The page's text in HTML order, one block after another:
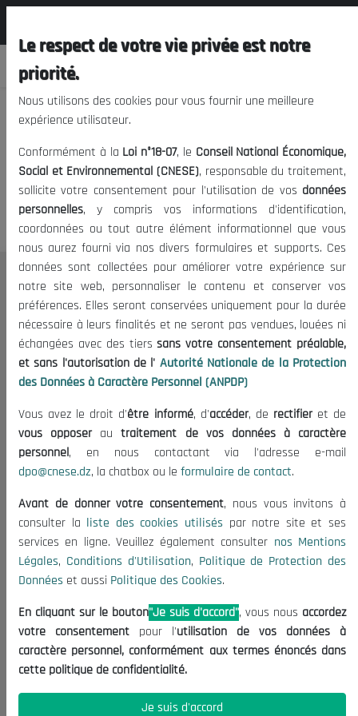
Nous vous prions de nous
excuser, mais l'accès à ce
contenu est restreint.
Le CNESE
A Propos
Le président
Organisation
Publications
Informations utiles
Appels d'offres et Consultations
Mentions Légales
Conditions d'Utilisation
Politique de Protection des Données
Politique des Cookies
Nous Contacter
(+213) 021 98 01 00|01|02
contact@cnese.dz
Suggestions ou Initiatives ?
Newsletter
dernières nouvelles.
Le respect de votre vie privée est notre
priorité.
Nous utilisons des cookies pour vous fournir une meilleure
expérience utilisateur.
Conformément à la Loi n°18-07, le Conseil National Économique,
Social et Environnemental (CNESE), responsable du traitement,
sollicite votre consentement pour l'utilisation de vos données
personnelles, y compris vos informations d'identification,
coordonnées ou tout autre élément informationnel que vous
nous aurez fourni via nos divers formulaires et supports. Ces
données sont collectées pour améliorer votre expérience sur
notre site web, personnaliser le contenu et conserver vos
préférences. Elles seront conservées uniquement pour la durée
nécessaire à leurs finalités et ne seront pas vendues, louées ni
échangées avec des tierssans votre consentement préalable,
et sans l'autorisation de l' Autorité Nationale de la Protection
des Données à Caractère Personnel (ANPDP)
Vous avez le droit d'être informé, d'accéder, de rectifieret de
vous opposerautraitement de vos données à caractère
personnel, en nous contactant via l'adresse e-mail
dpo@cnese.dz, la chatbox ou le formulaire de contact.
Avant de donner votre consentement, nous vous invitons à
consulter la liste des cookies utilisés par notre site et ses
services en ligne. Veuillez également consulter nos Mentions
Légales, Conditions d'Utilisation, Politique de Protection des
Données et aussi Politique des Cookies.
En cliquant sur le bouton"Je suis d'accord", vous nous accordez
votre consentement pour l'utilisation de vos données à
caractère personnel, conformément aux termes énoncés dans
cette politique de confidentialité.
Je suis d'accord